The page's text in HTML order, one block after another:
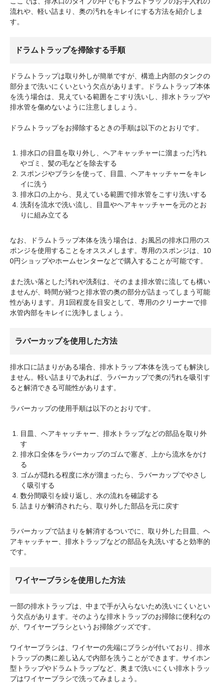
流れや、軽い詰まり、奥の汚れをキレイにする方法を紹介しま
す。
ドラムトラップを掃除する手順
ドラムトラップは取り外しが簡単ですが、構造上内部のタンクの
部分まで洗いにくいという欠点があります。ドラムトラップ本体
を洗う場合は、見えている範囲をこすり洗いし、排水トラップや
排水管を傷めないように注意しましょう。
ドラムトラップをお掃除するときの手順は以下のとおりです。
排水口の目皿を取り外し、ヘアキャッチャーに溜まった汚れ
やゴミ、髪の毛などを除去する
スポンジやブラシを使って、目皿、ヘアキャッチャーをキレ
イに洗う
排水口の上から、見えている範囲で排水管をこすり洗いする
洗剤を流水で洗い流し、目皿やヘアキャッチャーを元のとお
りに組み立てる
なお、ドラムトラップ本体を洗う場合は、お風呂の排水口用のス
ポンジを使用することをオススメします。専用のスポンジは、10
0円ショップやホームセンターなどで購入することが可能です。
また洗い落とした汚れや洗剤は、そのまま排水管に流しても構い
ませんが、時間が経つと排水管の奥の部分が詰まってしまう可能
性があります。月1回程度を目安として、専用のクリーナーで排
水管内部をキレイに洗浄しましょう。
ラバーカップを使用した方法
排水口に詰まりがある場合、排水トラップ本体を洗っても解決し
ません。軽い詰まりであれば、ラバーカップで奥の汚れを吸引す
ると解消できる可能性があります。
ラバーカップの使用手順は以下のとおりです。
目皿、ヘアキャッチャー、排水トラップなどの部品を取り外
す
排水口全体をラバーカップのゴムで塞ぎ、上から流水をかけ
る
ゴムが隠れる程度に水が溜まったら、ラバーカップでやさし
く吸引する
数分間吸引を繰り返し、水の流れを確認する
詰まりが解消されたら、取り外した部品を元に戻す
ラバーカップで詰まりを解消するついでに、取り外した目皿、ヘ
アキャッチャー、排水トラップなどの部品を丸洗いすると効率的
です。
ワイヤーブラシを使用した方法
一部の排水トラップは、中まで手が入らないため洗いにくいとい
う欠点があります。そのような排水トラップのお掃除に便利なの
が、ワイヤーブラシというお掃除グッズです。
ワイヤーブラシは、ワイヤーの先端にブラシが付いており、排水
トラップの奥に差し込んで内部を洗うことができます。サイホン
型トラップやドラムトラップなど、奥まで洗いにくい排水トラッ
プはワイヤーブラシで洗ってみましょう。